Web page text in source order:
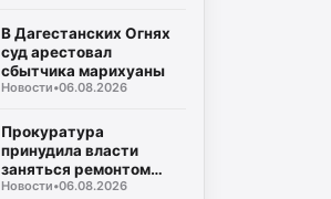
В Дагестанских Огнях
суд арестовал
сбытчика марихуаны
Новости•06.08.2026
Прокуратура
принудила власти
заняться ремонтом
моста в поселке
Новости•06.08.2026